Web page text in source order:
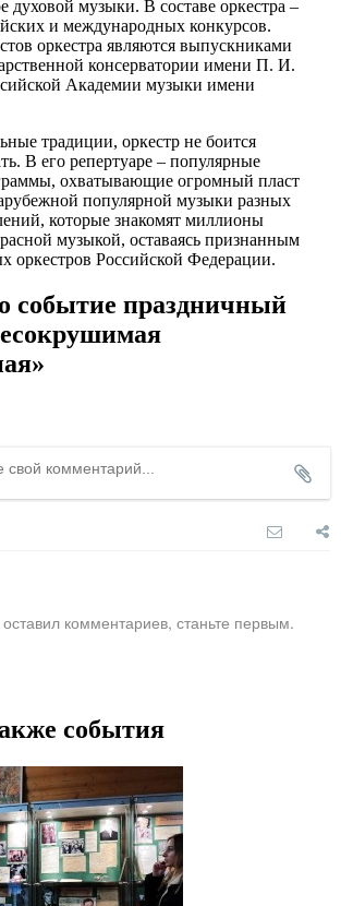
духовой музыки. В составе оркестра –
и международных конкурсов.
оркестра являются выпускниками
консерватории имени П. И.
Академии музыки имени
традиции, оркестр не боится
В его репертуаре – популярные
охватывающие огромный пласт
популярной музыки разных
которые знакомят миллионы
музыкой, оставаясь признанным
оркестров Российской Федерации.
событие праздничный
комментариев, станьте первым.
события